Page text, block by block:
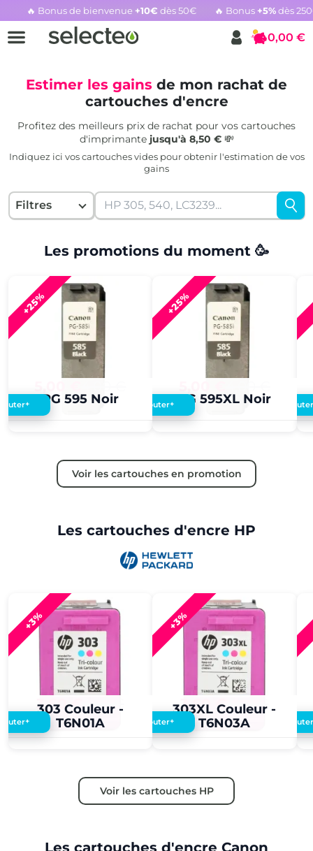
🔥 Bonus de bienvenue +10€ dès 50€ 🔥 Bonus +5%dès
Rachat cartouche vide, voir l'offre promotionnelle
Panier
0,00 €
Estimer les gains de mon rachat de
cartouches d'encre
Profitez des meilleurs prix de rachat pour vos cartouches
d'imprimante jusqu'à 8,50 €💸
Indiquez ici vos cartouches vides pour obtenir l'estimation de vos
gains
Filtres
Les promotions du moment 🥳
+25%
PG 595 Noir
+
+25%
PG 595XL Noir
Ajouter+
Voir les cartouches en promotion
Les cartouches d'encre HP
+3%
303 Couleur -
T6N01A
3,60 €3,50 €
+
+3%
303XL Couleur -
T6N03A
3,60 €3,50 €
Ajouter+
Voir les cartouches HP
Les cartouches d'encre Canon